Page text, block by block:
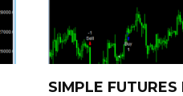
SIMPLE FUTURES